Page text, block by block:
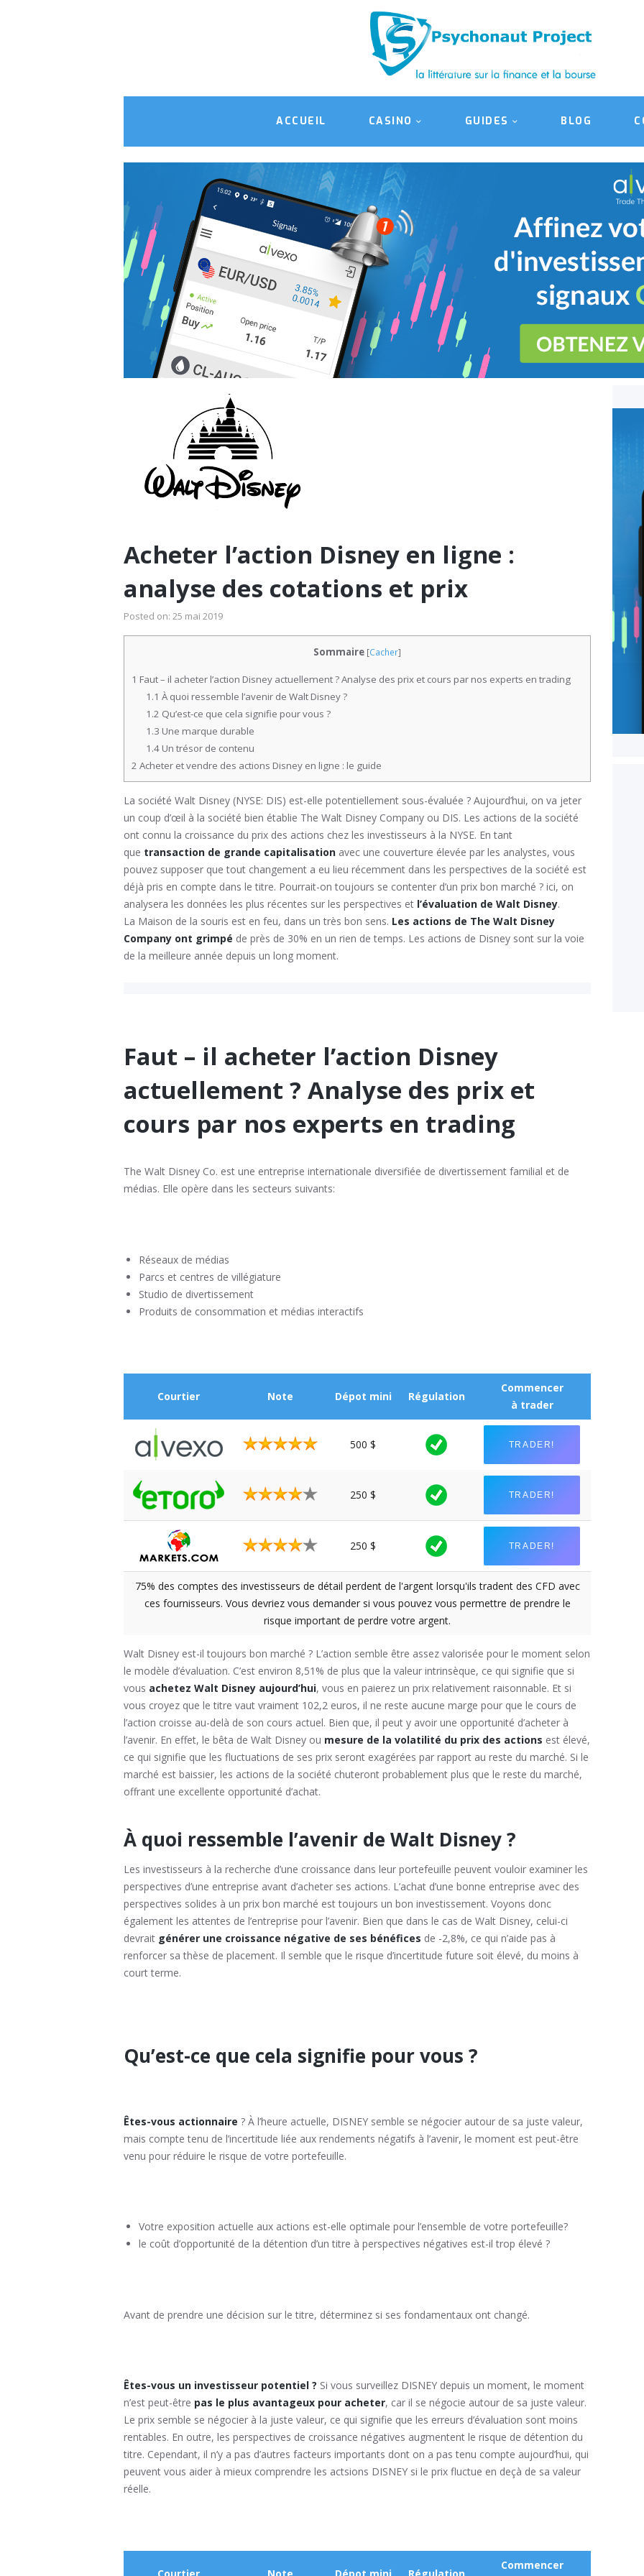
ACCUEIL CASINO GUIDES BLOG
ACCUEIL
CASINO
GUIDES
BLOG
CONTACT
Acheter l’action Disney en ligne :
analyse des cotations et prix
Posted on: 25 mai 2019
Sommaire [Cacher]
1 Faut – il acheter l’action Disney actuellement ? Analyse des prix et cours par nos experts en trading
1.1 À quoi ressemble l’avenir de Walt Disney ?
1.2 Qu’est-ce que cela signifie pour vous ?
1.3 Une marque durable
1.4Un trésor de contenu
2 Acheter et vendre des actions Disney en ligne : le guide
La société Walt Disney (NYSE: DIS) est-elle potentiellement sous-évaluée ? Aujourd’hui, on va jeter
un coup d’œil à la société bien établie The Walt Disney Company ou DIS. Les actions de la société
ont connu la croissance du prix des actions chez les investisseurs à la NYSE. En tant
que transaction de grande capitalisation avec une couverture élevée par les analystes, vous
pouvez supposer que tout changement a eu lieu récemment dans les perspectives de la société est
déjà pris en compte dans le titre. Pourrait-on toujours se contenter d’un prix bon marché ? ici, on
analysera les données les plus récentes sur les perspectives et l’évaluation de Walt Disney.
La Maison de la souris est en feu, dans un très bon sens. Les actions de The Walt Disney
Company ont grimpé de près de 30% en un rien de temps. Les actions de Disney sont sur la voie
de la meilleure année depuis un long moment.
Faut – il acheter l’action Disney
actuellement ? Analyse des prix et
cours par nos experts en trading
The Walt Disney Co. est une entreprise internationale diversifiée de divertissement familial et de
médias. Elle opère dans les secteurs suivants:
Réseaux de médias
Parcs et centres de villégiature
Studio de divertissement
Produits de consommation et médias interactifs
Courtier Note Dépot mini Régulation
Commencer
à trader
500 $ TRADER!
250 $ TRADER!
250 $ TRADER!
75% des comptes des investisseurs de détail perdent de l'argent lorsqu'ils tradent des CFD avec
ces fournisseurs. Vous devriez vous demander si vous pouvez vous permettre de prendre le
risque important de perdre votre argent.
Walt Disney est-il toujours bon marché ? L’action semble être assez valorisée pour le moment selon
le modèle d’évaluation. C’est environ 8,51% de plus que la valeur intrinsèque, ce qui signifie que si
vous achetez Walt Disney aujourd’hui, vous en paierez un prix relativement raisonnable. Et si
vous croyez que le titre vaut vraiment 102,2 euros, il ne reste aucune marge pour que le cours de
l’action croisse au-delà de son cours actuel. Bien que, il peut y avoir une opportunité d’acheter à
l’avenir. En effet, le bêta de Walt Disney ou mesure de la volatilité du prix des actions est élevé,
ce qui signifie que les fluctuations de ses prix seront exagérées par rapport au reste du marché. Si le
marché est baissier, les actions de la société chuteront probablement plus que le reste du marché,
offrant une excellente opportunité d’achat.
À quoi ressemble l’avenir de Walt Disney ?
Les investisseurs à la recherche d’une croissance dans leur portefeuille peuvent vouloir examiner les
perspectives d’une entreprise avant d’acheter ses actions. L’achat d’une bonne entreprise avec des
perspectives solides à un prix bon marché est toujours un bon investissement. Voyons donc
également les attentes de l’entreprise pour l’avenir. Bien que dans le cas de Walt Disney, celui-ci
devrait générer une croissance négative de ses bénéfices de -2,8%, ce qui n’aide pas à
renforcer sa thèse de placement. Il semble que le risque d’incertitude future soit élevé, du moins à
court terme.
Qu’est-ce que cela signifie pour vous ?
Êtes-vous actionnaire ? À l’heure actuelle, DISNEY semble se négocier autour de sa juste valeur,
mais compte tenu de l’incertitude liée aux rendements négatifs à l’avenir, le moment est peut-être
venu pour réduire le risque de votre portefeuille.
Votre exposition actuelle aux actions est-elle optimale pour l’ensemble de votre portefeuille?
le coût d’opportunité de la détention d’un titre à perspectives négatives est-il trop élevé ?
Avant de prendre une décision sur le titre, déterminez si ses fondamentaux ont changé.
Êtes-vous un investisseur potentiel ? Si vous surveillez DISNEY depuis un moment, le moment
n’est peut-être pas le plus avantageux pour acheter, car il se négocie autour de sa juste valeur.
Le prix semble se négocier à la juste valeur, ce qui signifie que les erreurs d’évaluation sont moins
rentables. En outre, les perspectives de croissance négatives augmentent le risque de détention du
titre. Cependant, il n’y a pas d’autres facteurs importants dont on a pas tenu compte aujourd’hui, qui
peuvent vous aider à mieux comprendre les actsions DISNEY si le prix fluctue en deçà de sa valeur
réelle.
Commencer